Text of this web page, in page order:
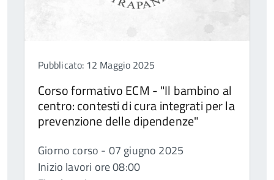
Pubblicato: 12 Maggio 2025
Corso formativo ECM - "Il bambino al
centro: contesti di cura integrati per la
prevenzione delle dipendenze"
Giorno corso - 07 giugno 2025
Inizio lavori ore 08:00